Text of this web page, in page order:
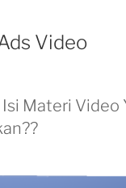
Video
Materi Video